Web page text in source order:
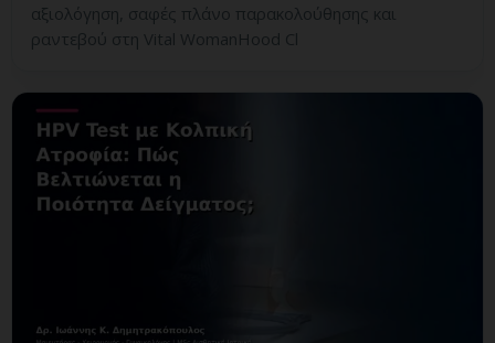
αξιολόγηση, σαφές πλάνο παρακολούθησης και
ραντεβού στη Vital WomanHood Cl